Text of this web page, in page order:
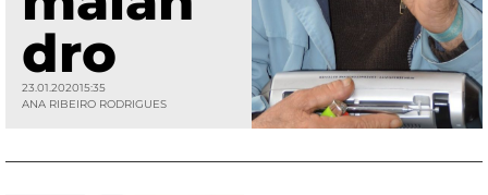
dro
23.01.202015:35
ANA RIBEIRO RODRIGUES